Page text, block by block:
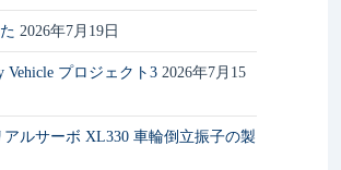
2026年7月19日
Vehicle プロジェクト3 2026年7月15
ルサーボ XL330 車輪倒立振子の製